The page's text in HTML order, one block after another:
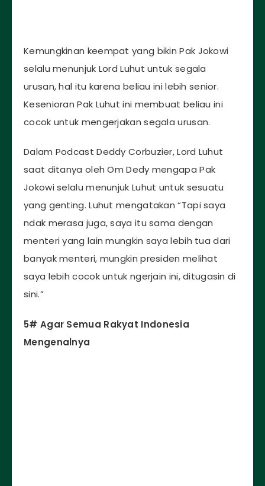
Kemungkinan keempat yang bikin Pak Jokowi
selalu menunjuk Lord Luhut untuk segala
urusan, hal itu karena beliau ini lebih senior.
Kesenioran Pak Luhut ini membuat beliau ini
cocok untuk mengerjakan segala urusan.
Dalam Podcast Deddy Corbuzier, Lord Luhut
saat ditanya oleh Om Dedy mengapa Pak
Jokowi selalu menunjuk Luhut untuk sesuatu
yang genting. Luhut mengatakan “Tapi saya
ndak merasa juga, saya itu sama dengan
menteri yang lain mungkin saya lebih tua dari
banyak menteri, mungkin presiden melihat
saya lebih cocok untuk ngerjain ini, ditugasin di
sini.”
5# Agar Semua Rakyat Indonesia
Mengenalnya